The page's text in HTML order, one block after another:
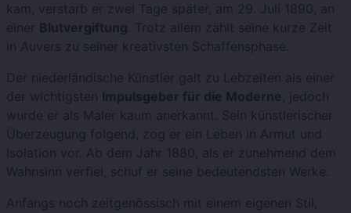
kam, verstarb er zwei Tage später, am 29. Juli 1890, an
einer Blutvergiftung. Trotz allem zählt seine kurze Zeit
in Auvers zu seiner kreativsten Schaffensphase.
Der niederländische Künstler galt zu Lebzeiten als einer
der wichtigsten Impulsgeber für die Moderne, jedoch
wurde er als Maler kaum anerkannt. Sein künstlerischer
Überzeugung folgend, zog er ein Leben in Armut und
Isolation vor. Ab dem Jahr 1880, als er zunehmend dem
Wahnsinn verfiel, schuf er seine bedeutendsten Werke.
Anfangs noch zeitgenössisch mit einem eigenen Stil,